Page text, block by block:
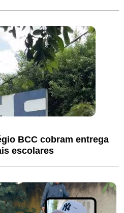
BCC cobram entrega
escolares